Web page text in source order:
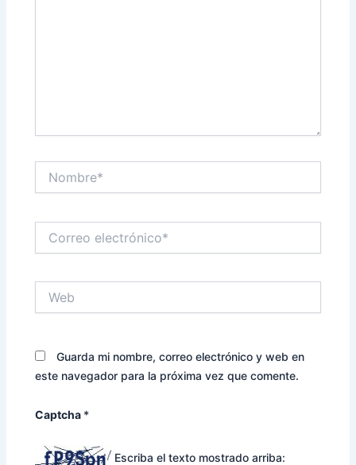
electrónico*
Guarda mi nombre, correo electrónico y web en
este navegador para la próxima vez que comente.
Captcha *
Escriba el texto mostrado arriba: